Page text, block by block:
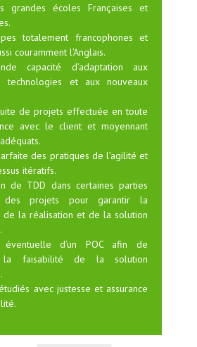
grandes écoles Françaises et
totalement francophones et
couramment l’Anglais.
capacité d’adaptation aux
technologies et aux nouveaux
de projets effectuée en toute
avec le client et moyennant
des pratiques de l’agilité et
itératifs.
de TDD dans certaines parties
des projets pour garantir la
de la réalisation et de la solution
éventuelle d’un POC afin de
la faisabilité de la solution
avec justesse et assurance